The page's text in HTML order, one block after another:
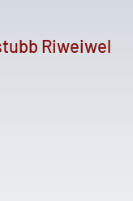
Riweiwel